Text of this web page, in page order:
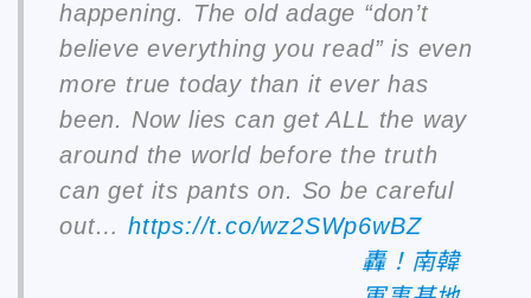
happening. The old adage “don’t
believe everything you read” is even
more true today than it ever has
been. Now lies can get ALL the way
around the world before the truth
can get its pants on. So be careful
out… https://t.co/wz2SWp6wBZ
轟！南韓